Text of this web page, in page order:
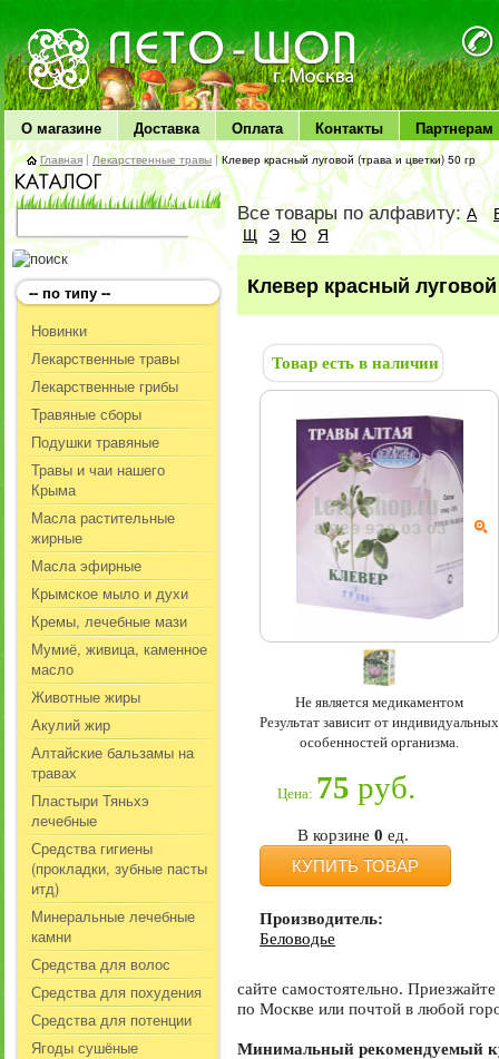
ЛЕТО чудо здоровья
О магазине Доставка Оплата Контакты Партнерам
Главная |Лекарственные травы |Клевер красный луговой (трава и цветки) 50 гр
-- по типу --
Новинки
Лекарственные травы
Лекарственные грибы
Травяные сборы
Подушки травяные
Травы и чаи нашего
Крыма
Масла растительные
жирные
Масла эфирные
Крымское мыло и духи
Кремы, лечебные мази
Мумиё, живица, каменное
масло
Животные жиры
Акулий жир
Алтайские бальзамы на
травах
Пластыри Тяньхэ
лечебные
Средства гигиены
(прокладки, зубные пасты
итд)
Минеральные лечебные
камни
Средства для волос
Средства для похудения
Средства для потенции
Ягоды сушёные
Все товары по алфавиту:А
Щ Э Ю Я
Клевер красный
Товар есть в наличии
Не является медикаментом
Результат зависит от индивидуальных
особенностей организма.
Цена: 75 руб.
В корзине 0 ед.
КУПИТЬ ТОВАР
Производитель:
Беловодье
сайте самостоятельно.
по Москве или почтой в любой
Минимальный рекомендуемый